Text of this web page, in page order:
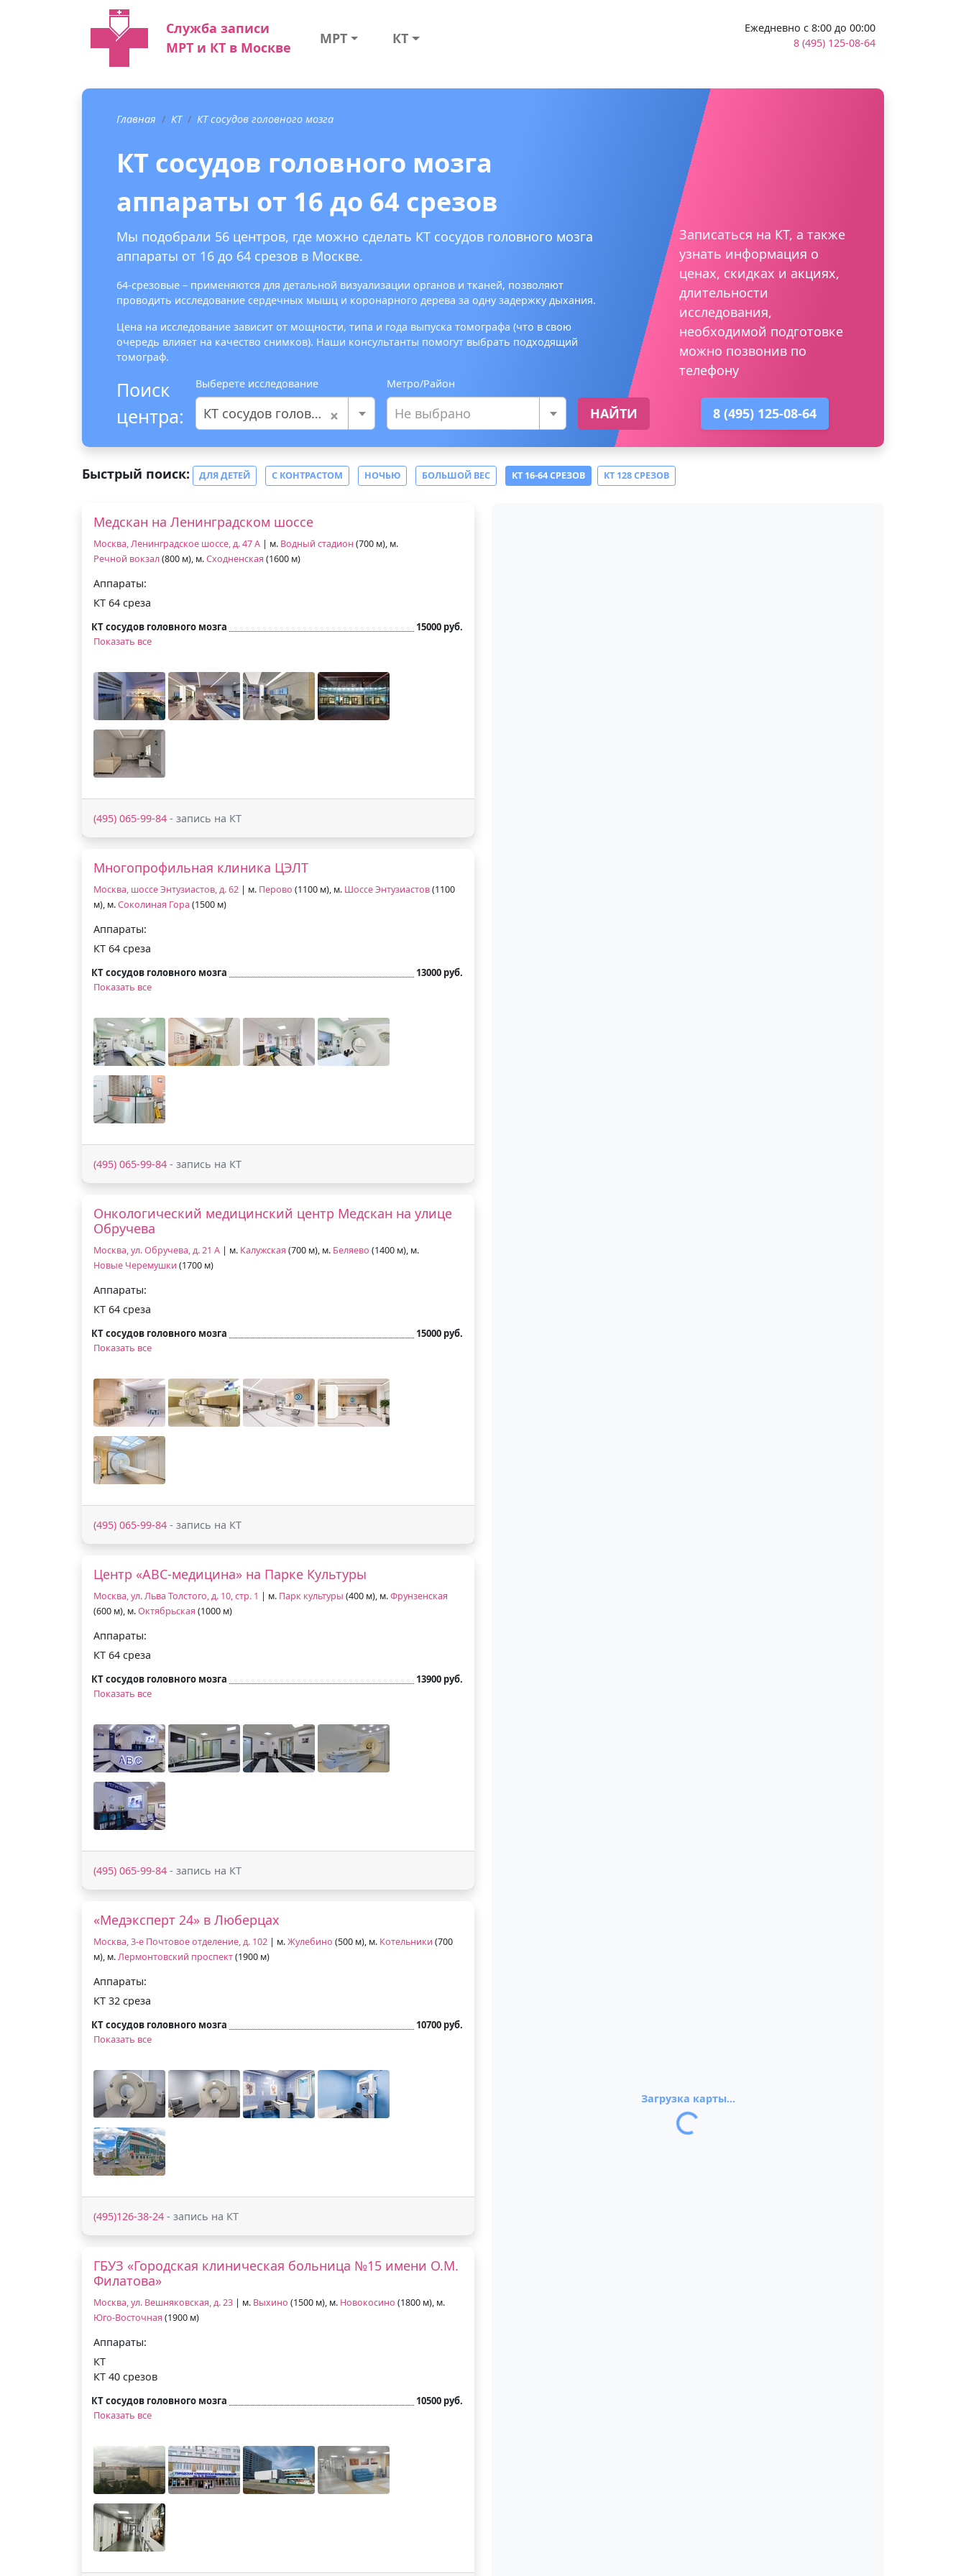
Служба записи
МРТ и КТ в Москве
МРТ КТ
Ежедневно с 8:00 до 00:00
8 (495) 125-08-64
Главная КТ КТ сосудов головного мозга
КТ сосудов головного мозга
аппараты от 16 до 64 срезов
Мы подобрали 56 центров, где можно сделать КТ сосудов головного мозга
аппараты от 16 до 64 срезов в Москве.
64-срезовые – применяются для детальной визуализации органов и тканей, позволяют
проводить исследование сердечных мышц и коронарного дерева за одну задержку дыхания.
Цена на исследование зависит от мощности, типа и года выпуска томографа (что в свою
очередь влияет на качество снимков). Наши консультанты помогут выбрать подходящий
томограф.
Поиск
центра:
Выберете исследование
×
КТ сосудов головного мозга
Метро/Район
Не выбрано НАЙТИ
Записаться на КТ, а также
узнать информация о
ценах, скидках и акциях,
длительности
исследования,
необходимой подготовке
можно позвонив по
телефону
8 (495) 125-08-64
Быстрый поиск: ДЛЯ ДЕТЕЙ С КОНТРАСТОМ НОЧЬЮ БОЛЬШОЙ ВЕС КТ 16-64 СРЕЗОВ КТ 128 СРЕЗОВ
Медскан на Ленинградском шоссе
Москва, Ленинградское шоссе, д. 47 А | м. Водный стадион (700 м), м.
Речной вокзал(800 м), м.Сходненская (1600 м)
Аппараты:
КТ 64 среза
КТ сосудов головного мозга
15000 руб.
Показать все
(495) 065-99-84 - запись на КТ
Многопрофильная клиника ЦЭЛТ
Москва, шоссе Энтузиастов, д. 62 | м. Перово (1100 м), м. Шоссе Энтузиастов(1100
м), м.Соколиная Гора (1500 м)
Аппараты:
КТ 64 среза
КТ сосудов головного мозга
13000 руб.
Показать все
(495) 065-99-84 - запись на КТ
Онкологический медицинский центр Медскан на улице
Обручева
Москва, ул. Обручева, д. 21 А | м. Калужская (700 м), м. Беляево (1400 м), м.
Новые Черемушки (1700 м)
Аппараты:
КТ 64 среза
КТ сосудов головного мозга
15000 руб.
Показать все
(495) 065-99-84 - запись на КТ
Центр «АВС-медицина» на Парке Культуры
Москва, ул. Льва Толстого, д. 10, стр. 1 | м. Парк культуры (400 м), м.Фрунзенская
(600 м), м.Октябрьская (1000 м)
Аппараты:
КТ 64 среза
КТ сосудов головного мозга
13900 руб.
Показать все
(495) 065-99-84 - запись на КТ
«Медэксперт 24» в Люберцах
Москва, 3-е Почтовое отделение, д. 102 | м.Жулебино (500 м), м. Котельники (700
м), м.Лермонтовский проспект(1900 м)
Аппараты:
КТ 32 среза
КТ сосудов головного мозга
10700 руб.
Показать все
(495)126-38-24 - запись на КТ
ГБУЗ «Городская клиническая больница №15 имени О.М.
Филатова»
Москва, ул. Вешняковская, д. 23 | м. Выхино (1500 м), м. Новокосино (1800 м), м.
Юго-Восточная (1900 м)
Аппараты:
КТ
КТ 40 срезов
КТ сосудов головного мозга
10500 руб.
Показать все
Загрузка карты...